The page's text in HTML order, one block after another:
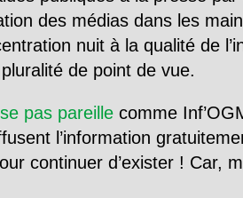
des médias dans les
nuit à la qualité de
de point de vue.
pas pareille comme
l’information
continuer d’exister ! Car,